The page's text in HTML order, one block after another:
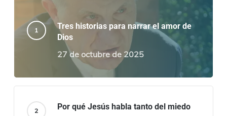
Tres historias para narrar el amor de
Dios
27 de octubre de 2025
Por qué Jesús habla tanto del miedo